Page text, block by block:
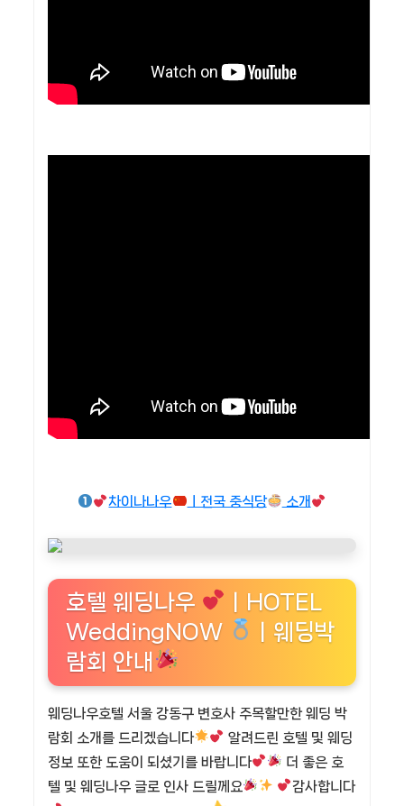
차이나나우 ㅣ전국 중식당 소개
호텔 웨딩나우
ㅣHOTEL
WeddingNOW
ㅣ웨딩박
람회 안내
웨딩나우호텔 서울 강동구 변호사 주목할만한 웨딩 박
람회 소개를 드리겠습니다
알려드린 호텔 및 웨딩
정보 또한 도움이 되셨기를 바랍니다
더 좋은 호
텔 및 웨딩나우 글로 인사 드릴께요
감사합니다